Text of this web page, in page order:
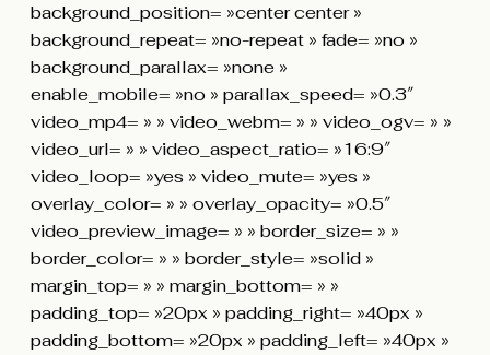
background_position= »center center »
background_repeat= »no-repeat » fade= »no »
background_parallax= »none »
enable_mobile= »no » parallax_speed= »0.3″
video_mp4= » » video_webm= » » video_ogv= » »
video_url= » » video_aspect_ratio= »16:9″
video_loop= »yes » video_mute= »yes »
overlay_color= » » overlay_opacity= »0.5″
video_preview_image= » » border_size= » »
border_color= » » border_style= »solid »
margin_top= » » margin_bottom= » »
padding_top= »20px » padding_right= »40px »
padding_bottom= »20px » padding_left= »40px »